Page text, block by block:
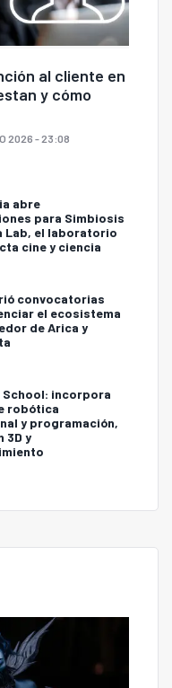
al cliente en
y cómo
2026 - 23:08
abre
para Simbiosis
Lab, el laboratorio
cine y ciencia
convocatorias
el ecosistema
de Arica y
School: incorpora
robótica
y programación,
3D y